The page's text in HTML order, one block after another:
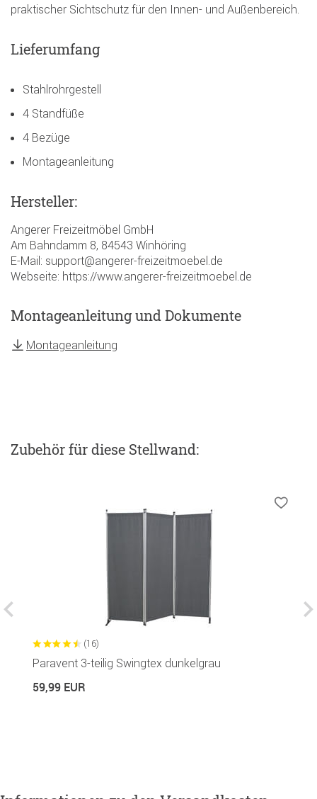
praktischer Sichtschutz für den Innen- und Außenbereich.
Lieferumfang
Stahlrohrgestell
4 Standfüße
4 Bezüge
Montageanleitung
Hersteller:
Angerer Freizeitmöbel GmbH
Am Bahndamm 8, 84543 Winhöring
E-Mail: support@angerer-freizeitmoebel.de
Webseite: https://www.angerer-freizeitmoebel.de
Montageanleitung und Dokumente
Montageanleitung
Zubehörfür diese Stellwand:
(16)
Paravent 3-teilig Swingtex dunkelgrau
59,99 EUR